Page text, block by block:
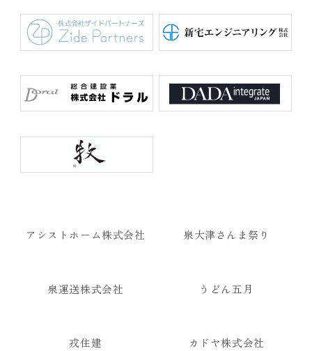
アシストホーム株式会社 泉大津さんま祭り
泉運送株式会社 うどん五月
戎住建 カドヤ株式会社